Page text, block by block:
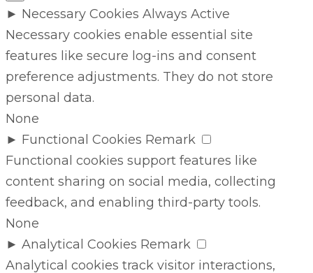
► Necessary Cookies Always Active
Necessary cookies enable essential site
features like secure log-ins and consent
preference adjustments. They do not store
personal data.
None
► Functional Cookies Remark
Functional cookies support features like
content sharing on social media, collecting
feedback, and enabling third-party tools.
None
► Analytical Cookies Remark
Analytical cookies track visitor interactions,